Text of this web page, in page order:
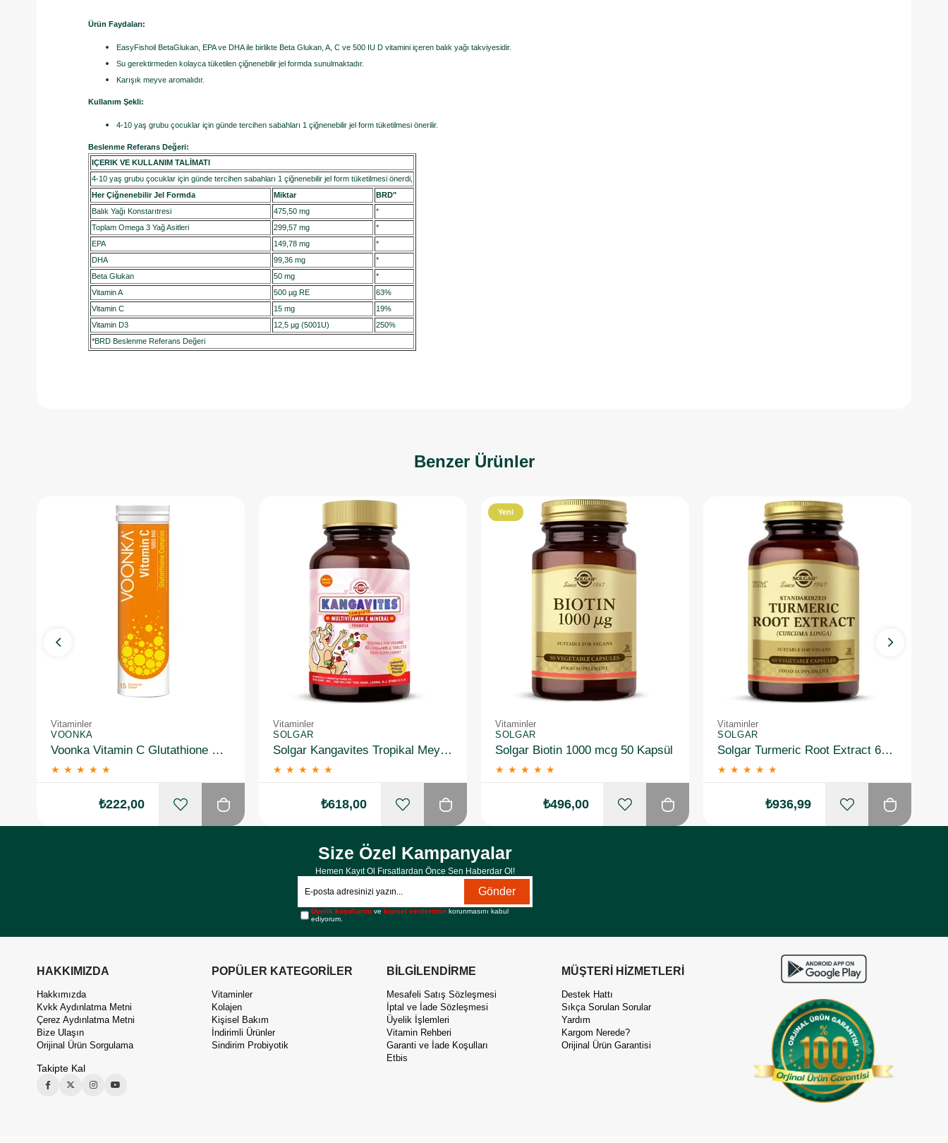
Ürün Faydaları:
EasyFishoil BetaGlukan, EPA ve DHA ile birlikte Beta Glukan, A, C ve 500 IU D vitamini içeren balık yağı takviyesidir.
Su gerektirmeden kolayca tüketilen çiğnenebilir jel formda sunulmaktadır.
Karışık meyve aromalıdır.
Kullanım Şekli:
4-10 yaş grubu çocuklar için günde tercihen sabahları 1 çiğnenebilir jel form tüketilmesi önerilir.
Beslenme Referans Değeri:
IÇERIK VE KULLANIM TALİMATI
4-10 yaş grubu çocuklar için günde tercihen sabahları 1 çiğnenebilir jel form tüketilmesi önerdi,
Her Çiğnenebilir Jel Formda
Miktar
BRD"
Balık Yağı Konstarıtresi
475,50 mg
*
Toplam Omega 3 Yağ Asitleri
299,57 mg
*
EPA
149,78 mg
*
DHA
99,36 mg
*
Beta Glukan
50 mg
*
Vitamin A
500 µg RE
63%
Vitamin C
15 mg
19%
Vitamin D3
12,5 µg (5001U)
250%
*BRD Beslenme Referans Değeri
Benzer Ürünler
Vitaminler
VOONKA
Voonka Vitamin C Glutathione Complex Efervesan 15 Tablet
★ ★ ★ ★ ★
₺222,00
Vitaminler
SOLGAR
Solgar Kangavites Tropikal Meyve Aromalı 60 Tablet
★ ★ ★ ★ ★
₺618,00
Vitaminler
SOLGAR
Solgar Biotin 1000 mcg 50 Kapsül
★ ★ ★ ★ ★
Yeni
₺496,00
Vitaminler
SOLGAR
Solgar Turmeric Root Extract 60 Kapsül
★ ★ ★ ★ ★
₺936,99
Size Özel Kampanyalar
Hemen Kayıt Ol Fırsatlardan Önce Sen Haberdar Ol!
Gönder
Üyelik koşullarını vekişisel verilerimin korunmasını kabul
ediyorum.
HAKKIMIZDA
Hakkımızda
Kvkk Aydınlatma Metni
Çerez Aydınlatma Metni
Bize Ulaşın
Orijinal Ürün Sorgulama
Takipte Kal
POPÜLER KATEGORİLER
Vitaminler
Kolajen
Kişisel Bakım
İndirimli Ürünler
Sindirim Probiyotik
BİLGİLENDİRME
Mesafeli Satış Sözleşmesi
İptal ve İade Sözleşmesi
Üyelik İşlemleri
Vitamin Rehberi
Garanti ve İade Koşulları
Etbis
MÜŞTERİ HİZMETLERİ
Destek Hattı
Sıkça Sorulan Sorular
Yardım
Kargom Nerede?
Orijinal Ürün Garantisi